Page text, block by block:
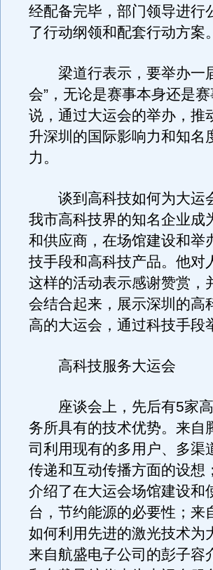
经配备完毕，部门领导进行
了行动纲领和配套行动方案。
梁道行表示，要举办一
会”，无论是赛事本身还是
说，通过大运会的举办，推
升深圳的国际影响力和知名
力。
谈到高科技如何为大运
我市高科技界的知名企业成
和供应商，在场馆建设和举
技手段和高科技产品。他对
这样的活动表示感谢赞赏，
会结合起来，展示深圳的高
高的大运会，通过科技手段
高科技服务大运会
座谈会上，先后有5家高
务所具有的技术优势。来自
司利用现有的多用户、多渠
传递和互动传播方面的设想
介绍了在大运会场馆建设和
台，节约能源的必要性；
如何利用先进的激光技术为
来自航盛电子公司的彭子容